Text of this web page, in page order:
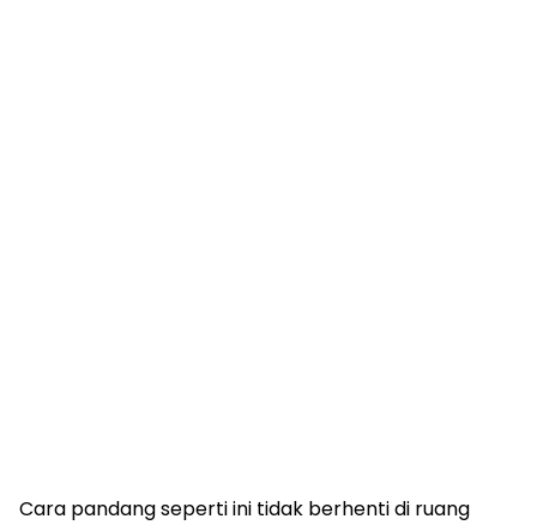
Cara pandang seperti ini tidak berhenti di ruang